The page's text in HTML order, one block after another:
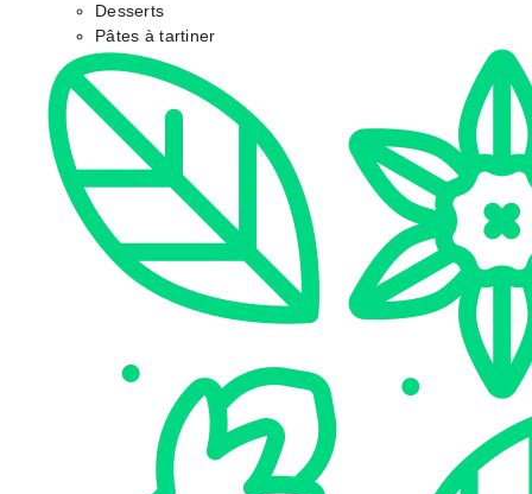
Desserts
Pâtes à tartiner